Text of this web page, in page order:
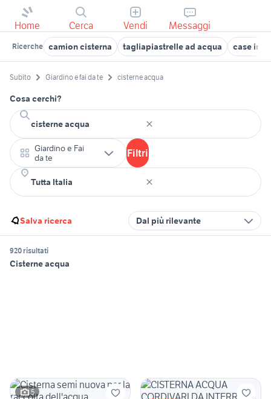
Home Cerca Vendi Messaggi
Ricerche camion cisterna tagliapiastrelle ad acqua case in
Subito Giardino e fai da te cisterne acqua
Cosa cerchi?
Giardino e Fai
da te
Filtri
Salva ricerca Dal più rilevante
920 risultati
Cisterne acqua
5